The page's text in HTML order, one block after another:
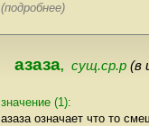
(подробнее)
азаза, сущ.ср.р (в
значение (1):
азаза означает что то